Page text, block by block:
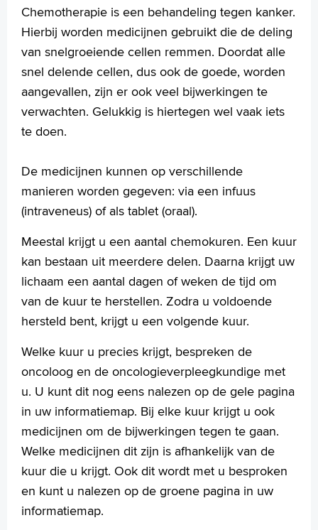
Infopunt, voor leven met en na kanker
Uw dossier inzien?
Wachttijden
Oncologie en COVID-19
Folders
Praktische informatie
Specialismen
Werken en leren
Medewerkers
Contact
MijnASz
Verwijzers
Wetenschappelijk onderzoek
Tekstgrootte A
Voorleesfunctie
Language
Zoeken
English
Chemotherapie is een behandeling tegen kanker.
Hierbij worden medicijnen gebruikt die de deling
van snelgroeiende cellen remmen. Doordat alle
snel delende cellen, dus ook de goede, worden
aangevallen, zijn er ook veel bijwerkingen te
verwachten. Gelukkig is hiertegen wel vaak iets
te doen.
De medicijnen kunnen op verschillende
manieren worden gegeven: via een infuus
(intraveneus) of als tablet (oraal).
Meestal krijgt u een aantal chemokuren. Een kuur
kan bestaan uit meerdere delen. Daarna krijgt uw
lichaam een aantal dagen of weken de tijd om
van de kuur te herstellen. Zodra u voldoende
hersteld bent, krijgt u een volgende kuur.
Welke kuur u precies krijgt, bespreken de
oncoloog en de oncologieverpleegkundige met
u. U kunt dit nog eens nalezen op de gele pagina
in uw informatiemap. Bij elke kuur krijgt u ook
medicijnen om de bijwerkingen tegen te gaan.
Welke medicijnen dit zijn is afhankelijk van de
kuur die u krijgt. Ook dit wordt met u besproken
en kunt u nalezen op de groene pagina in uw
informatiemap.